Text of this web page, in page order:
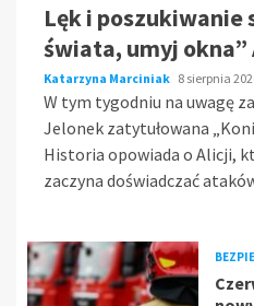
Lęk i poszukiwanie
świata, umyj
Katarzyna Marciniak 8 sierpnia
W tym tygodniu na uwagę
Jelonek zatytułowana
Historia opowiada o Alicji,
zaczyna doświadczać